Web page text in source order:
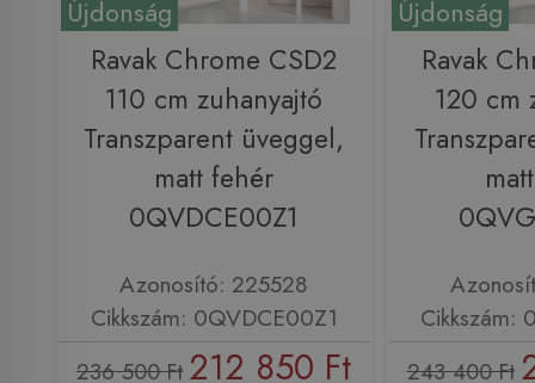
Újdonság
Ravak Chrome CSD2
110 cm zuhanyajtó
Transzparent üveggel,
matt fehér
0QVDCE00Z1
Azonosító: 225528
Cikkszám: 0QVDCE00Z1
236 500 Ft 212 850 Ft
Újdonság
Ravak
120 cm
Cikkszám:
243 400 Ft